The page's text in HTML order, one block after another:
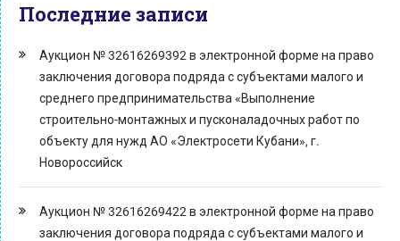
Последние записи
Аукцион № 32616269392 в электронной форме на право
заключения договора подряда с субъектами малого и
среднего предпринимательства «Выполнение
строительно-монтажных и пусконаладочных работ по
объекту для нужд АО «Электросети Кубани», г.
Новороссийск
Аукцион № 32616269422 в электронной форме на право
заключения договора подряда с субъектами малого и